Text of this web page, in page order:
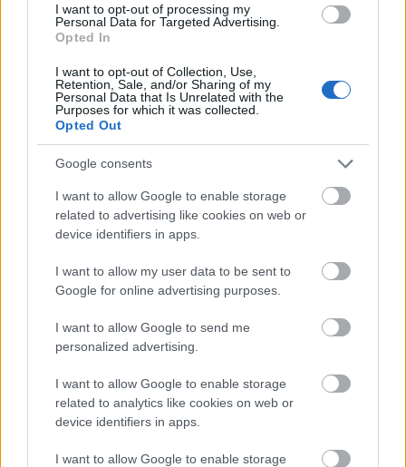
I want to opt-out of processing my
Personal Data for Targeted Advertising.
Opted In
I want to opt-out of Collection, Use,
Retention, Sale, and/or Sharing of my
Personal Data that Is Unrelated with the
Purposes for which it was collected.
Opted Out
Google consents
I want to allow Google to enable storage
related to advertising like cookies on web or
device identifiers in apps.
I want to allow my user data to be sent to
Google for online advertising purposes.
I want to allow Google to send me
personalized advertising.
I want to allow Google to enable storage
related to analytics like cookies on web or
device identifiers in apps.
I want to allow Google to enable storage